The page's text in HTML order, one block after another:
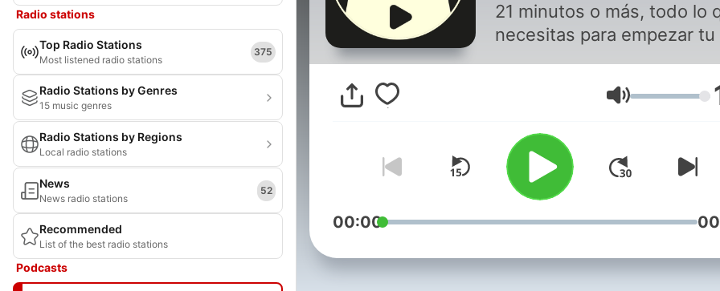
Radio stations
Top Radio Stations
Most listened radio stations
375
Radio Stations by Genres
15 music genres
Radio Stations by Regions
Local radio stations
News
News radio stations
52
Recommended
List of the best radio stations
Podcasts
21 minutos o más, todo lo
necesitas para empezar tu
junto a Jonathan Castro,
Vásquez, Killa Cuba y
Volume
00:00